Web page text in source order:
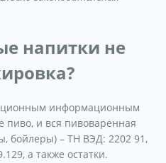
напитки не
информационным
пиво, и вся пивоваренная
бойлеры) – ТН ВЭД: 2202 91,
а также остатки.